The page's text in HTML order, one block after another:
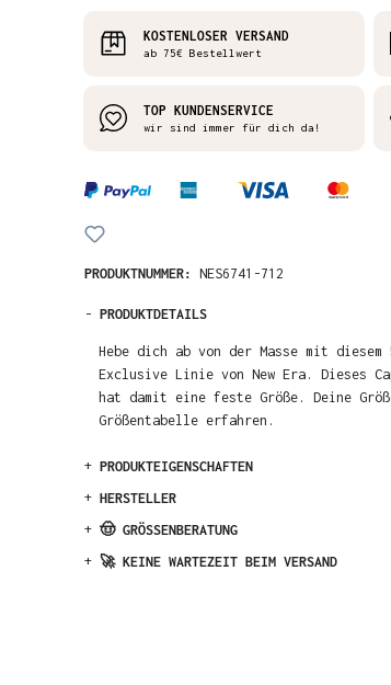
KOSTENLOSER VERSAND
ab 75€ Bestellwert
TOP KUNDENSERVICE
wir sind immer für dich da!
PRODUKTNUMMER: NES6741-712
- PRODUKTDETAILS
Hebe dich ab von der Masse mit
Exclusive Linie von New Era. Dieses
hat damit eine feste Größe. Deine
Größentabelle erfahren.
+ PRODUKTEIGENSCHAFTEN
+ HERSTELLER
+ 🤠 GRÖSSENBERATUNG
+ 🚀 KEINE WARTEZEIT BEIM VERSAND